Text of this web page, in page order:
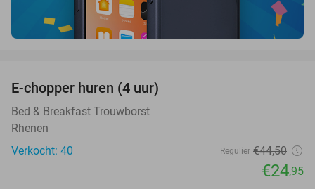
E-chopper huren (4 uur)
Bed & Breakfast Trouwborst
Rhenen
Verkocht: 40
Regulier €44,50
€24,95